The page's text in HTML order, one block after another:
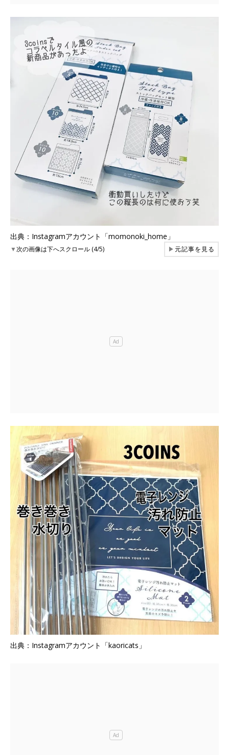
出典：Instagramアカウント「momonoki_home」
▼次の画像は下へスクロール (4/5) ▶元記事を見る
出典：Instagramアカウント「kaoricats」